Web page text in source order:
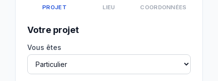
PROJET LIEU COORDONNÉES
Votre projet
Vous êtes